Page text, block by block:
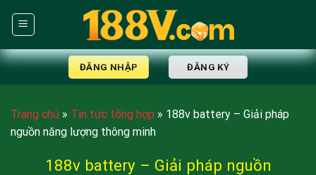
ĐĂNG NHẬP ĐĂNG KÝ
Trang chủ » Tin tức tổng hợp » 188v battery – Giải pháp
nguồn năng lượng thông minh
188v battery – Giải pháp nguồn